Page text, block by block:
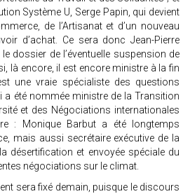
Système U, Serge Papin, qui devient
de l’Artisanat et d’un nouveau
d’achat. Ce sera donc Jean-Pierre
dossier de l’éventuelle suspension de
là encore, il est encore ministre à la fin
une vraie spécialiste des questions
a été nommée ministre de la Transition
et des Négociations internationales
: Monique Barbut a été longtemps
mais aussi secrétaire exécutive de la
désertification et envoyée spéciale du
négociations sur le climat.
sera fixé demain, puisque le discours